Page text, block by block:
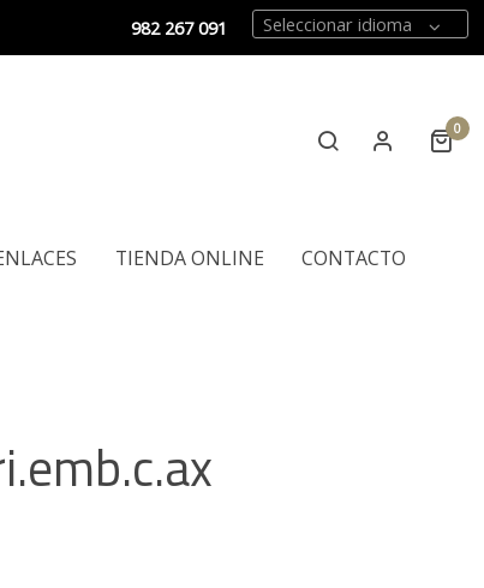
982 267 091 Seleccionar idioma
0
TIENDA ONLINE CONTACTO